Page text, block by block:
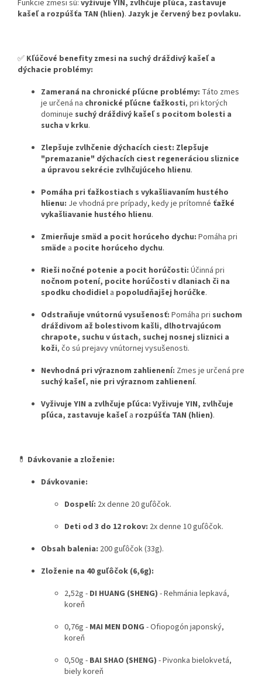
Funkcie zmesi sú: vyživuje YIN, zvlhčuje pľúca, zastavuje
kašeľ a rozpúšťa TAN (hlien). Jazyk je červený bez povlaku.
✅ Kľúčové benefity zmesi na suchý dráždivý kašeľ a
dýchacie problémy:
Zameraná na chronické pľúcne problémy: Táto zmes
je určená na chronické pľúcne ťažkosti, pri ktorých
dominuje suchý dráždivý kašeľ s pocitom bolesti a
sucha v krku.
Zlepšuje zvlhčenie dýchacích ciest: Zlepšuje
"premazanie" dýchacích ciest regeneráciou sliznice
a úpravou sekrécie zvlhčujúceho hlienu.
Pomáha pri ťažkostiach s vykašliavaním hustého
hlienu: Je vhodná pre prípady, kedy je prítomné ťažké
vykašliavanie hustého hlienu.
Zmierňuje smäd a pocit horúceho dychu: Pomáha pri
smäde a pocite horúceho dychu.
Rieši nočné potenie a pocit horúčosti: Účinná pri
nočnom potení, pocite horúčosti v dlaniach či na
spodku chodidiel a popoludňajšej horúčke.
Odstraňuje vnútornú vysušenosť: Pomáha pri suchom
dráždivom až bolestivom kašli, dlhotrvajúcom
chrapote, suchu v ústach, suchej nosnej sliznici a
koži, čo sú prejavy vnútornej vysušenosti.
Nevhodná pri výraznom zahlienení: Zmes je určená pre
suchý kašeľ, nie pri výraznom zahlienení.
Vyživuje YIN a zvlhčuje pľúca: Vyživuje YIN, zvlhčuje
pľúca, zastavuje kašeľ a rozpúšťa TAN (hlien).
💊 Dávkovanie a zloženie:
Dávkovanie:
Dospelí: 2x denne 20 guľôčok.
Deti od 3 do 12 rokov: 2x denne 10 guľôčok.
Obsah balenia: 200 guľôčok (33g).
Zloženie na 40 guľôčok (6,6g):
2,52g - DI HUANG (SHENG) - Rehmánia lepkavá,
koreň
0,76g - MAI MEN DONG - Ofiopogón japonský,
koreň
0,50g - BAI SHAO (SHENG) - Pivonka bielokvetá,
biely koreň